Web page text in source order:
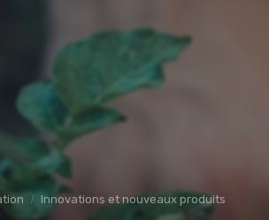
Innovations et nouveaux produits